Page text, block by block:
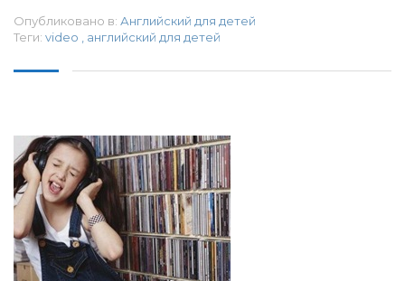
Опубликовано в: Английский для детей
Теги: video , английский для детей